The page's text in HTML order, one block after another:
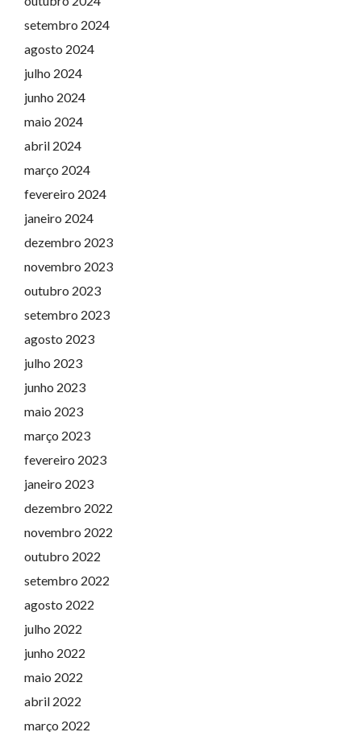
setembro 2024
agosto 2024
julho 2024
junho 2024
maio 2024
abril 2024
março 2024
fevereiro 2024
janeiro 2024
dezembro 2023
novembro 2023
outubro 2023
setembro 2023
agosto 2023
julho 2023
junho 2023
maio 2023
março 2023
fevereiro 2023
janeiro 2023
dezembro 2022
novembro 2022
outubro 2022
setembro 2022
agosto 2022
julho 2022
junho 2022
maio 2022
abril 2022
março 2022